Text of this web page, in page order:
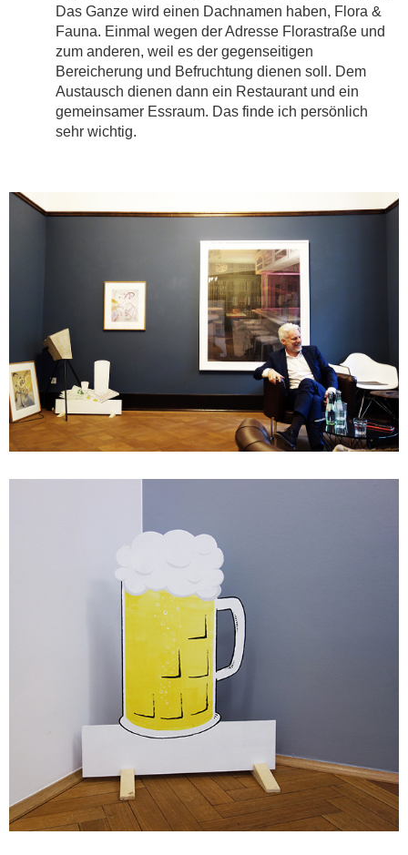
Das Ganze wird einen Dachnamen haben, Flora &
Fauna. Einmal wegen der Adresse Florastraße und
zum anderen, weil es der gegenseitigen
Bereicherung und Befruchtung dienen soll. Dem
Austausch dienen dann ein Restaurant und ein
gemeinsamer Essraum. Das finde ich persönlich
sehr wichtig.